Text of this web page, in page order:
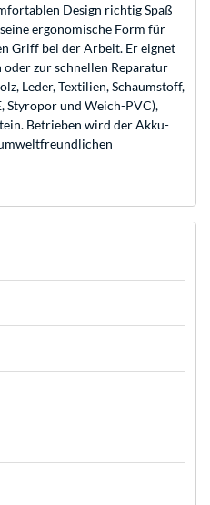
Design richtig Spaß
ergonomische Form für
Griff bei der Arbeit. Er eignet
oder zur schnellen Reparatur
Leder, Textilien, Schaumstoff,
Styropor und Weich-PVC),
Betrieben wird der Akku-